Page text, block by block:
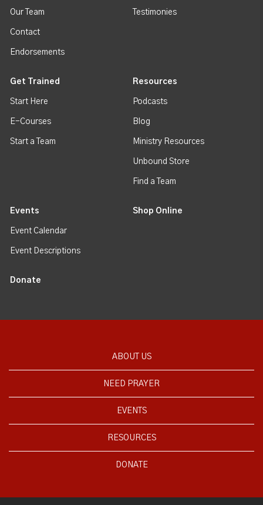
Our Team
Contact
Endorsements
Testimonies
Get Trained
Start Here
E-Courses
Start a Team
Resources
Podcasts
Blog
Ministry Resources
Unbound Store
Find a Team
Events
Event Calendar
Event Descriptions
Shop Online
Donate
ABOUT US
NEED PRAYER
EVENTS
RESOURCES
DONATE